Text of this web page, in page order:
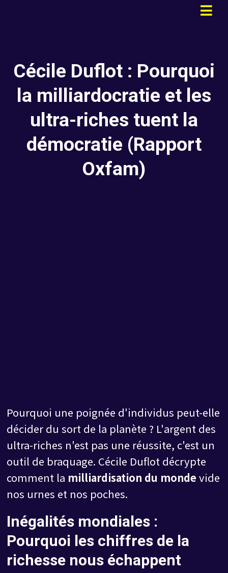
Cécile Duflot : Pourquoi
la milliardocratie et les
ultra-riches tuent la
démocratie (Rapport
Oxfam)
Pourquoi une poignée d'individus peut-elle
décider du sort de la planète ? L'argent des
ultra-riches n'est pas une réussite, c'est un
outil de braquage. Cécile Duflot décrypte
comment la milliardisation du monde vide
nos urnes et nos poches.
Inégalités mondiales :
Pourquoi les chiffres de la
richesse nous échappent